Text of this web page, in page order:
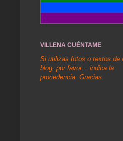
VILLENA CUÉNTAME
Si utilizas fotos o textos de
blog, por favor... indica la
procedencia. Gracias.